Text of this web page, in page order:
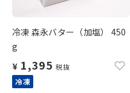
冷凍 森永バター（加塩） 450
g
¥ 1,395 税抜
冷凍